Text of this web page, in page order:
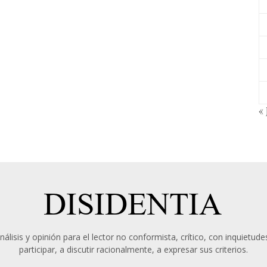
«
y opinión para el lector no conformista, crítico, con
participar, a discutir racionalmente, a expresar sus criterios.